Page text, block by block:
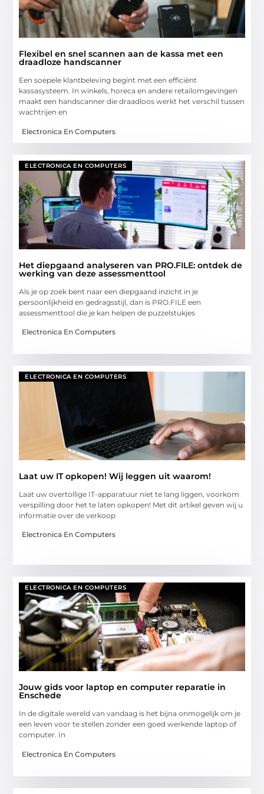
Flexibel en snel scannen aan de kassa met een
draadloze handscanner
Een soepele klantbeleving begint met een efficiënt
kassasysteem. In winkels, horeca en andere retailomgevingen
maakt een handscanner die draadloos werkt het verschil tussen
wachtrijen en
Electronica En Computers
ELECTRONICA EN COMPUTERS
Het diepgaand analyseren van PRO.FILE: ontdek de
werking van deze assessmenttool
Als je op zoek bent naar een diepgaand inzicht in je
persoonlijkheid en gedragsstijl, dan is PRO.FILE een
assessmenttool die je kan helpen de puzzelstukjes
Electronica En Computers
ELECTRONICA EN COMPUTERS
Laat uw IT opkopen! Wij leggen uit waarom!
Laat uw overtollige IT-apparatuur niet te lang liggen, voorkom
verspilling door het te laten opkopen! Met dit artikel geven wij u
informatie over de verkoop
Electronica En Computers
ELECTRONICA EN COMPUTERS
Jouw gids voor laptop en computer reparatie in
Enschede
In de digitale wereld van vandaag is het bijna onmogelijk om je
een leven voor te stellen zonder een goed werkende laptop of
computer. In
Electronica En Computers